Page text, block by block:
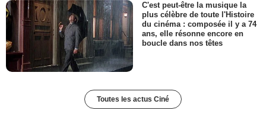
C'est peut-être la musique la
plus célèbre de toute l'Histoire
du cinéma : composée il y a 74
ans, elle résonne encore en
boucle dans nos têtes
Toutes les actus Ciné